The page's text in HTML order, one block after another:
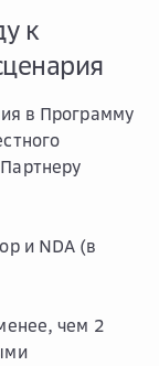
к
в Программу
и NDA (в
чем 2